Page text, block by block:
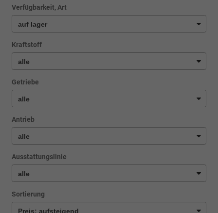
Verfügbarkeit, Art
Kraftstoff
Getriebe
Antrieb
Ausstattungslinie
Sortierung